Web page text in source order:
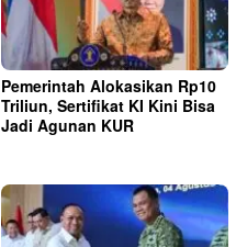
Pemerintah Alokasikan Rp10
Triliun, Sertifikat KI Kini Bisa
Jadi Agunan KUR